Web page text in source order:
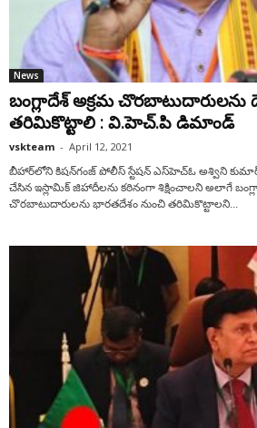
News
బంగ్లాదేశ్ అక్ర‌మ‌ చొరబాటుదారులను
తరిమికొట్టాలి : వి.హెచ్‌.పి డిమాండ్
vskteam - April 12, 2021
బీహార్‌లోని కిషన్‌గంజ్ పోలీస్ స్టేషన్ ఎస్‌హెచ్‌ఓ అశ్విని
చేసిన ఇస్లామిక్ జిహాదీలను క‌ఠినంగా శిక్షించాల‌ని అలాగే
చొరబాటుదారులను భార‌త‌దేశం నుంచి తరిమికొట్టాల‌ని...